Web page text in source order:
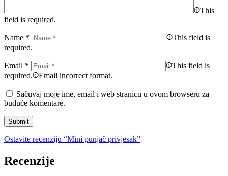
This
field is required.
Name *
This field is
required.
Email *
This field is
required.
Email incorrect format.
Sačuvaj moje ime, email i web stranicu u ovom browseru za
buduće komentare.
Ostavite recenziju “Mini punjač privjesak”
Recenzije